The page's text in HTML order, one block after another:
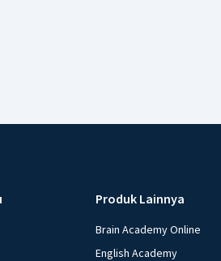
Produk Lainnya
Brain Academy Online
English Academy